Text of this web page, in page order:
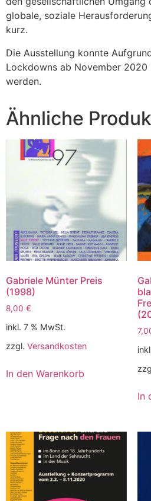
globale, soziale
kurz.
Die Ausstellung konnte
Lockdowns ab November 2020
werden.
Ähnliche
Gabriele Münter Preis
(1998)
8,00 €
inkl. 7 % MwSt.
zzgl. Versandkosten
In den Warenkorb
In